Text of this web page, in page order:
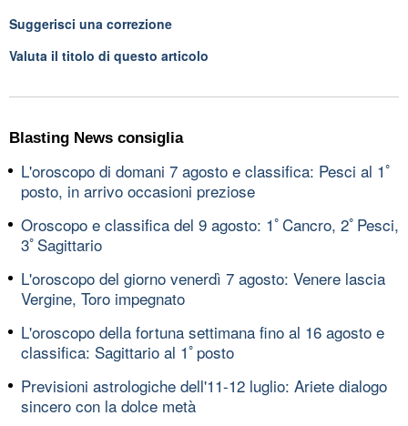
Suggerisci una correzione
Valuta il titolo di questo articolo
Blasting News consiglia
L'oroscopo di domani 7 agosto e classifica: Pesci al 1ﾟ
posto, in arrivo occasioni preziose
Oroscopo e classifica del 9 agosto: 1ﾟCancro, 2ﾟPesci,
3ﾟSagittario
L'oroscopo del giorno venerdì 7 agosto: Venere lascia
Vergine, Toro impegnato
L'oroscopo della fortuna settimana fino al 16 agosto e
classifica: Sagittario al 1ﾟposto
Previsioni astrologiche dell'11-12 luglio: Ariete dialogo
sincero con la dolce metà